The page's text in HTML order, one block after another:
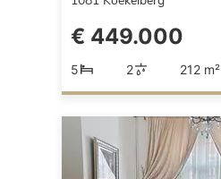
€ 449.000
5 2 212 m²